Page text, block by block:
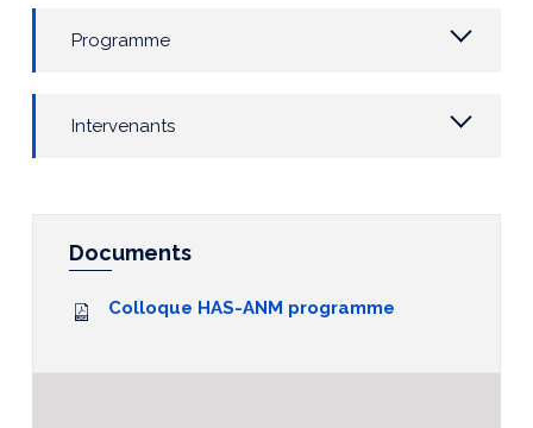
Programme
Intervenants
Documents
Colloque HAS-ANM programme